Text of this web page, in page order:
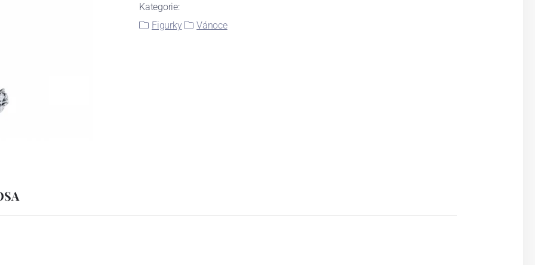
Kategorie:
Figurky
Vánoce